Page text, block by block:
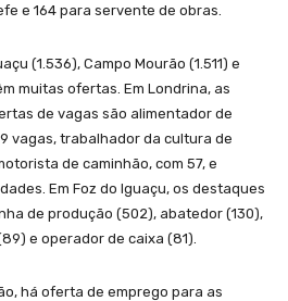
e 164 para servente de obras.
(1.536), Campo Mourão (1.511) e
muitas ofertas. Em Londrina, as
de vagas são alimentador de
vagas, trabalhador da cultura de
de caminhão, com 57, e
Em Foz do Iguaçu, os destaques
de produção (502), abatedor (130),
e operador de caixa (81).
há oferta de emprego para as